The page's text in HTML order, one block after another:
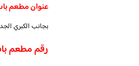
عنوان مطعم
بجانب الكبري الجديد
رقم مطعم